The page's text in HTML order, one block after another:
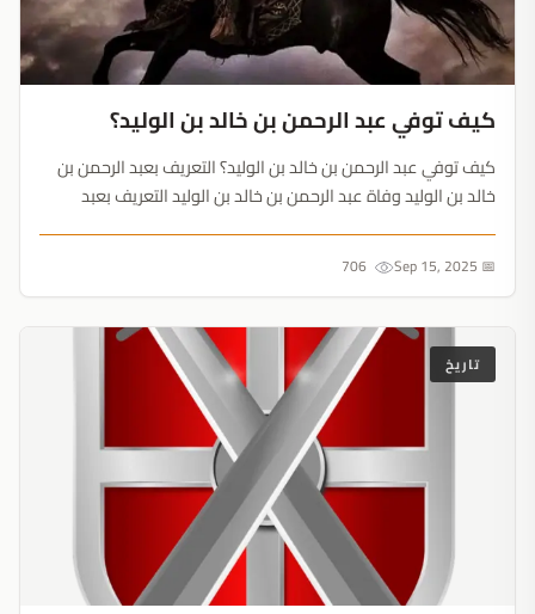
كيف توفي عبد الرحمن بن خالد بن الوليد؟
كيف توفي عبد الرحمن بن خالد بن الوليد؟ التعريف بعبد الرحمن بن
خالد بن الوليد وفاة عبد الرحمن بن خالد بن الوليد التعريف بعبد
المخزومي القرشي، وهو ابن القائد العظيم خالد بن الول...📅 Sep 15, 2025
تاريخ